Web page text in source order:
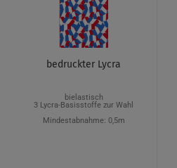
bedruckter Lycra
bielastisch
3 Lycra-Basisstoffe zur Wahl
Mindestabnahme: 0,5m